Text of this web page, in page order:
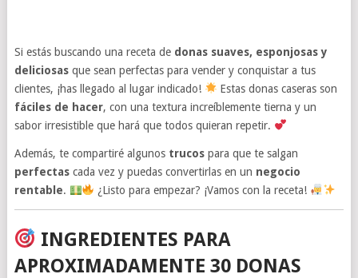
Si estás buscando una receta de donas suaves, esponjosas y
deliciosasque sean perfectas para vender y conquistar a tus
clientes, ¡has llegado al lugar indicado!
Estas donas caseras son
fáciles de hacer, con una textura increíblemente tierna y un
sabor irresistible que hará que todos quieran repetir.
Además, te compartiré algunos trucospara que te salgan
perfectascada vez y puedas convertirlas en un negocio
rentable. ¿Listo para empezar? ¡Vamos con la receta!
INGREDIENTES PARA
APROXIMADAMENTE 30 DONAS